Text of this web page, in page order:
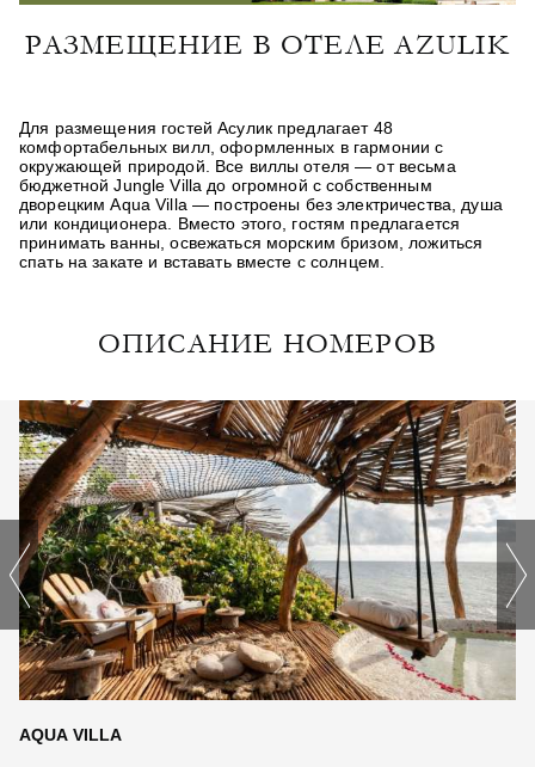
РАЗМЕЩЕНИЕ В ОТЕЛЕ AZULIK
Для размещения гостей Асулик предлагает 48
комфортабельных вилл, оформленных в гармонии с
окружающей природой. Все виллы отеля — от весьма
бюджетной Jungle Villа до огромной с собственным
дворецким Aqua Villa — построены без электричества, душа
или кондиционера. Вместо этого, гостям предлагается
принимать ванны, освежаться морским бризом, ложиться
спать на закате и вставать вместе с солнцем.
ОПИСАНИЕ НОМЕРОВ
AQUA VILLA